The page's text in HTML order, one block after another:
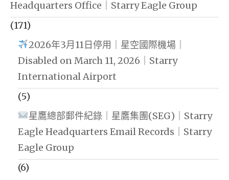
Headquarters Office｜Starry Eagle Group
(171)
2026年3月11日停用｜星空國際機場｜
Disabled on March 11, 2026｜Starry
International Airport
(5)
星鷹總部郵件紀錄｜星鷹集團(SEG)｜Starry
Eagle Headquarters Email Records｜Starry
Eagle Group
(6)